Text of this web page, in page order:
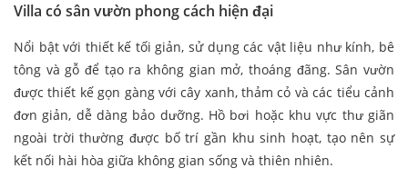
Villa có sân vườn phong cách hiện đại
Nổi bật với thiết kế tối giản, sử dụng các vật liệu như kính, bê
tông và gỗ để tạo ra không gian mở, thoáng đãng. Sân vườn
được thiết kế gọn gàng với cây xanh, thảm cỏ và các tiểu cảnh
đơn giản, dễ dàng bảo dưỡng. Hồ bơi hoặc khu vực thư giãn
ngoài trời thường được bố trí gần khu sinh hoạt, tạo nên sự
kết nối hài hòa giữa không gian sống và thiên nhiên.